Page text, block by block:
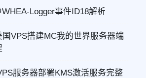
Logger事件ID18解析
国VPS搭建MC我的世界服务器端
服务器部署KMS激活服务完整